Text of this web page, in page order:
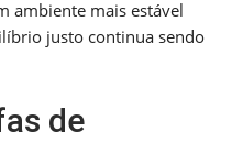
ambiente mais estável
justo continua sendo
de